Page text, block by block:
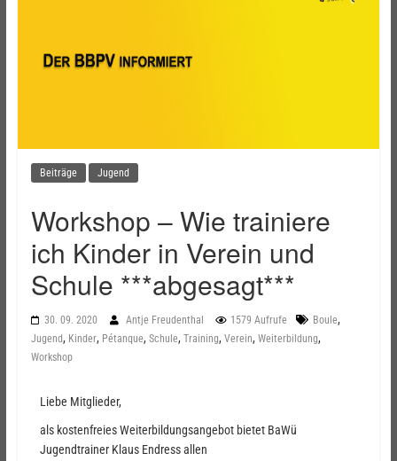
Beiträge Jugend
Workshop – Wie trainiere
ich Kinder in Verein und
Schule ***abgesagt***
30. 09. 2020 Antje Freudenthal 1579 Aufrufe Boule,
Jugend, Kinder, Pétanque, Schule, Training, Verein, Weiterbildung,
Workshop
Liebe Mitglieder,
als kostenfreies Weiterbildungsangebot bietet BaWü
Jugendtrainer Klaus Endress allen